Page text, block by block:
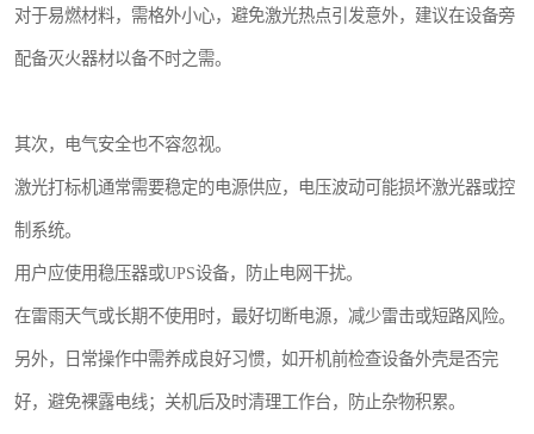
对于易燃材料，需格外小心，避免激光热点引发意外，建议在设备旁
配备灭火器材以备不时之需。
其次，电气安全也不容忽视。
激光打标机通常需要稳定的电源供应，电压波动可能损坏激光器或控
制系统。
用户应使用稳压器或UPS设备，防止电网干扰。
在雷雨天气或长期不使用时，最好切断电源，减少雷击或短路风险。
另外，日常操作中需养成良好习惯，如开机前检查设备外壳是否完
好，避免裸露电线；关机后及时清理工作台，防止杂物积累。